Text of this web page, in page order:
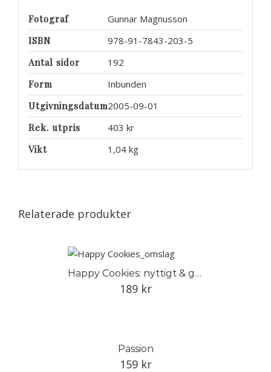
Fotograf
Gunnar Magnusson
ISBN
978-91-7843-203-5
Antal sidor
192
Form
Inbunden
Utgivningsdatum2005-09-01
Rek. utpris
403 kr
Vikt
1,04 kg
Relaterade produkter
Happy Cookies: nyttigt & gott
189 kr
Passion
159 kr